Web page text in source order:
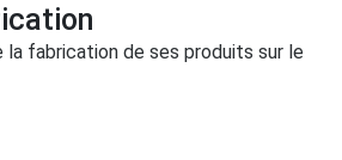
la fabrication de ses produits sur le